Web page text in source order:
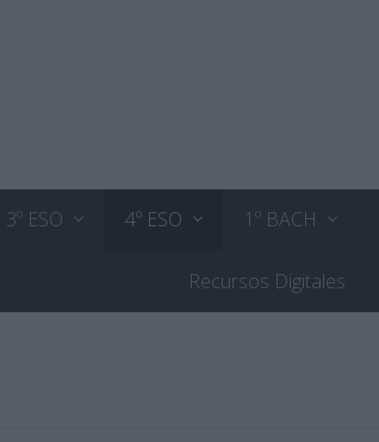
3º ESO 4º ESO 1º BACH
Recursos Digitales